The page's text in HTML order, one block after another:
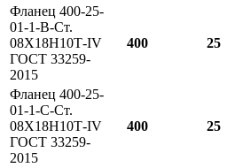
Фланец 400-25-
01-1-B-Ст.
08Х18Н10Т-IV
ГОСТ 33259-
2015
400 25
Фланец 400-25-
01-1-С-Ст.
08Х18Н10Т-IV
ГОСТ 33259-
2015
400 25